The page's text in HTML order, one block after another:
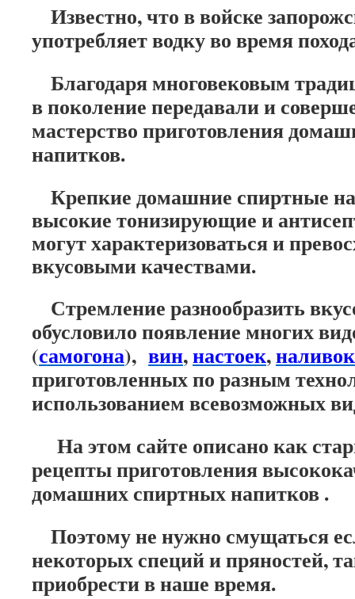
Известно, что в войске
употребляет водку во время
Благодаря многовековым
в поколение передавали и
мастерство приготовления
напитков.
Крепкие домашние спиртные
высокие тонизирующие и
могут характеризоваться и
вкусовыми качествами.
Стремление разнообразить
обусловило появление многих
(самогона), вин,настоек,наливок
приготовленных по разным
использованием всевозможных
На этом сайте описано как
рецепты приготовления
домашних спиртных напитков .
Поэтому не нужно смущаться
некоторых специй и пряностей,
приобрести в наше время.